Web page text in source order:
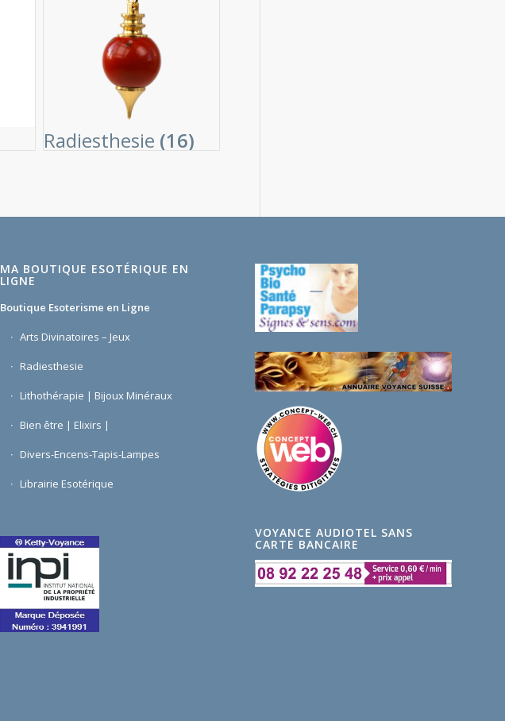
Radiesthesie (16)
MA BOUTIQUE ESOTÉRIQUE EN
LIGNE
Boutique Esoterisme en Ligne
Arts Divinatoires – Jeux
Radiesthesie
Lithothérapie | Bijoux Minéraux
Bien être | Elixirs |
Divers-Encens-Tapis-Lampes
Librairie Esotérique
VOYANCE AUDIOTEL SANS
CARTE BANCAIRE